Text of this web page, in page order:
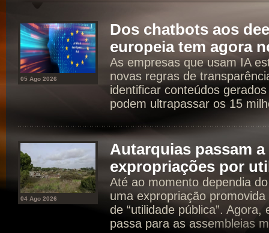
05 Ago 2026
Dos chatbots aos
europeia tem agora
As empresas que usam IA
novas regras de
identificar conteúdos
podem ultrapassar os 15
04 Ago 2026
Autarquias passam
expropriações por
Até ao momento dependia
uma expropriação
de “utilidade pública”. Agora,
passa para as assembleias